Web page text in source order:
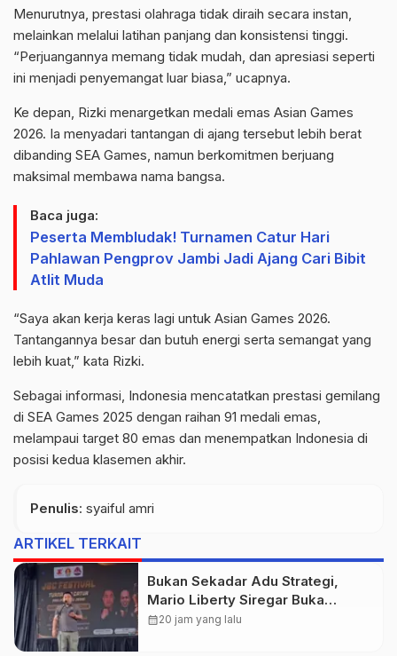
Menurutnya, prestasi olahraga tidak diraih secara instan,
melainkan melalui latihan panjang dan konsistensi tinggi.
“Perjuangannya memang tidak mudah, dan apresiasi seperti
ini menjadi penyemangat luar biasa,” ucapnya.
Ke depan, Rizki menargetkan medali emas Asian Games
2026. Ia menyadari tantangan di ajang tersebut lebih berat
dibanding SEA Games, namun berkomitmen berjuang
maksimal membawa nama bangsa.
Baca juga:
Peserta Membludak! Turnamen Catur Hari
Pahlawan Pengprov Jambi Jadi Ajang Cari Bibit
Atlit Muda
“Saya akan kerja keras lagi untuk Asian Games 2026.
Tantangannya besar dan butuh energi serta semangat yang
lebih kuat,” kata Rizki.
Sebagai informasi, Indonesia mencatatkan prestasi gemilang
di SEA Games 2025 dengan raihan 91 medali emas,
melampaui target 80 emas dan menempatkan Indonesia di
posisi kedua klasemen akhir.
Penulis: syaiful amri
ARTIKEL TERKAIT
Bukan Sekadar Adu Strategi,
Mario Liberty Siregar Buka
Praporprov Catur Jambi
calendar_month20 jam yang lalu